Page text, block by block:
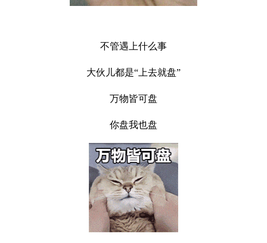
不管遇上什么事
大伙儿都是“上去就盘”
万物皆可盘
你盘我也盘